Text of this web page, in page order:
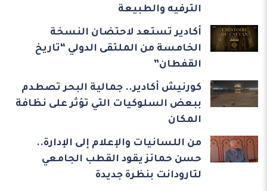
الترفيه والطبيعة
أكادير تستعد لاحتضان النسخة
الخامسة من الملتقى الدولي “تاريخ
القفطان”
كورنيش أكادير.. جمالية البحر تصطدم
ببعض السلوكيات التي تؤثر على نظافة
المكان
من اللسانيات والإعلام إلى الإدارة..
حسن حمائز يقود القطب الجامعي
لتارودانت بنظرة جديدة